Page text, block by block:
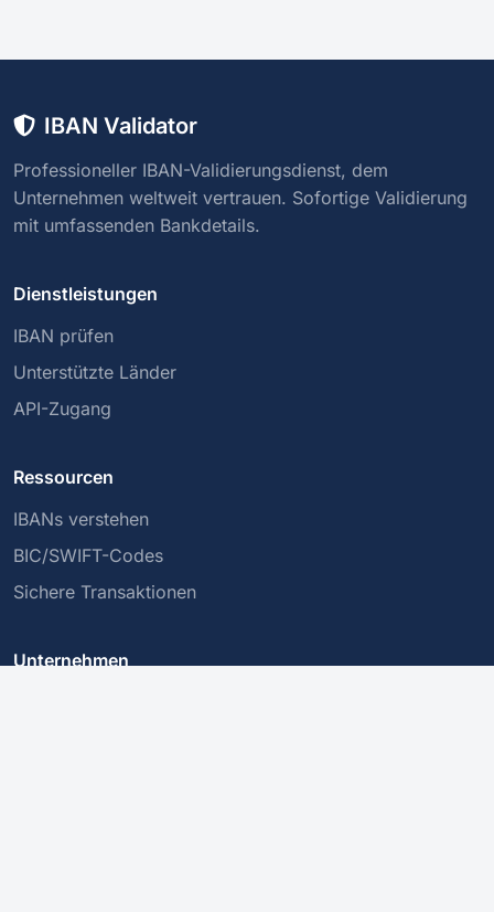
IBAN Validator
Professioneller IBAN-Validierungsdienst, dem
Unternehmen weltweit vertrauen. Sofortige Validierung
mit umfassenden Bankdetails.
Dienstleistungen
IBAN prüfen
Unterstützte Länder
API-Zugang
Ressourcen
IBANs verstehen
BIC/SWIFT-Codes
Sichere Transaktionen
Unternehmen